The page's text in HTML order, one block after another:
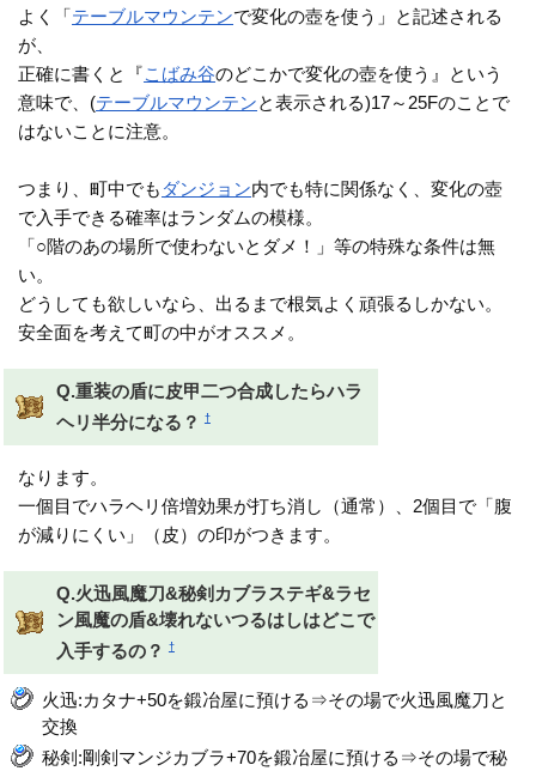
よく「テーブルマウンテンで変化の壺を使う」と記述される
が、
正確に書くと『こばみ谷のどこかで変化の壺を使う』という
意味で、(テーブルマウンテンと表示される)17～25Fのことで
はないことに注意。
つまり、町中でも ダンジョン内でも特に関係なく、変化の壺
で入手できる確率はランダムの模様。
「○階のあの場所で使わないとダメ！」等の特殊な条件は無
い。
どうしても欲しいなら、出るまで根気よく頑張るしかない。
安全面を考えて町の中がオススメ。
Q.重装の盾に皮甲二つ合成したらハラ
ヘリ半分になる？
†
なります。
一個目でハラヘリ倍増効果が打ち消し（通常）、2個目で「腹
が減りにくい」（皮）の印がつきます。
Q.火迅風魔刀&秘剣カブラステギ&ラセ
ン風魔の盾&壊れないつるはしはどこで
入手するの？
†
火迅:カタナ+50を鍛冶屋に預ける⇒その場で火迅風魔刀と
交換
秘剣:剛剣マンジカブラ+70を鍛冶屋に預ける⇒その場で秘